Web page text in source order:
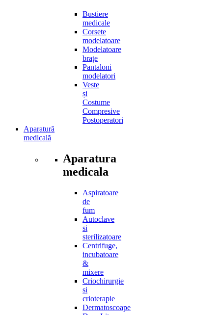
Bustiere
medicale
Corsete
modelatoare
Modelatoare
brațe
Pantaloni
modelatori
Veste
și
Costume
Compresive
Postoperatori
Aparatură
medicală
Aparatura
medicala
Aspiratoare
de
fum
Autoclave
si
sterilizatoare
Centrifuge,
incubatoare
&
mixere
Criochirurgie
si
crioterapie
Dermatoscoape